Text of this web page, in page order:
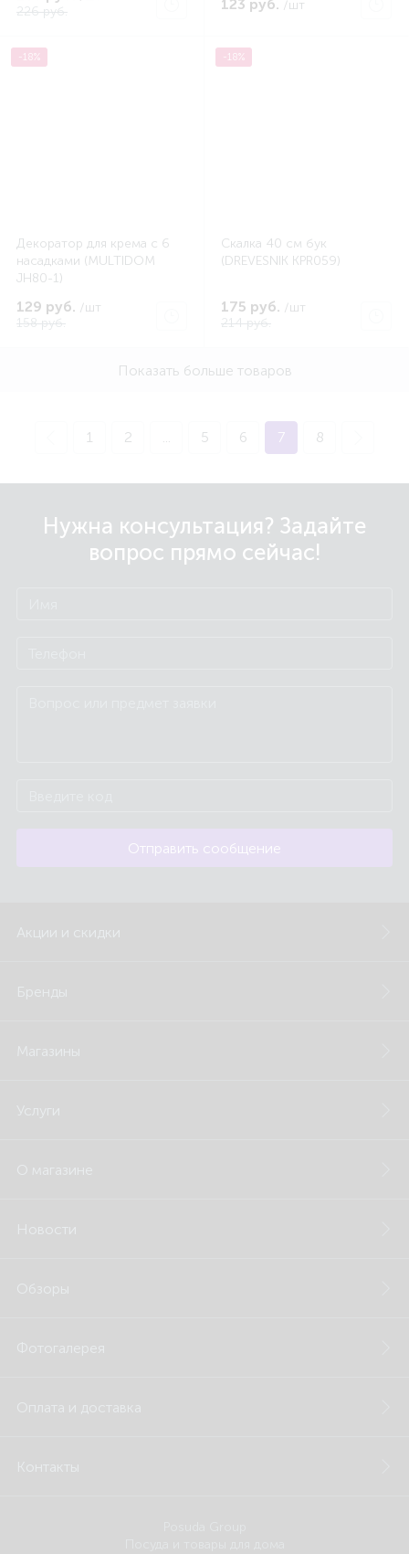
226 руб.
123 руб. /шт
-18%
Декоратор для крема с 6
насадками (MULTIDOM
JH80-1)
129 руб. /шт
158 руб.
-18%
Скалка 40 см бук
(DREVESNIK KPR059)
175 руб. /шт
214 руб.
Показать больше товаров
1 2 ... 5 6 7 8
Нужна консультация? Задайте
вопрос прямо сейчас!
Отправить сообщение
Акции и скидки
Бренды
Магазины
Услуги
О магазине
Новости
Обзоры
Фотогалерея
Оплата и доставка
Контакты